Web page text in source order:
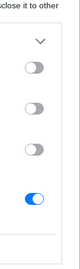
it to other
για την
ήταν μέσα σε
θάνατο του
ηθοποιό και
μαζί με την
με
πώς να